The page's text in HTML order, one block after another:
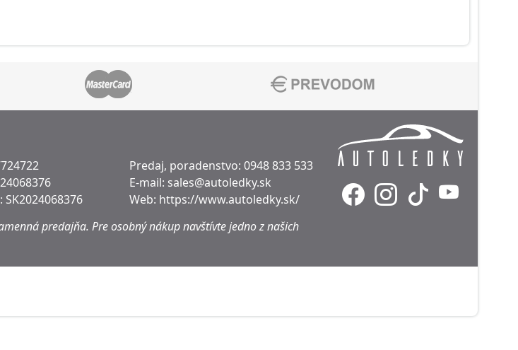
SK2024068376
Predaj, poradenstvo: 0948 833 533
E-mail: sales@autoledky.sk
Web: https://www.autoledky.sk/
predajňa. Pre osobný nákup navštívte jedno z našich